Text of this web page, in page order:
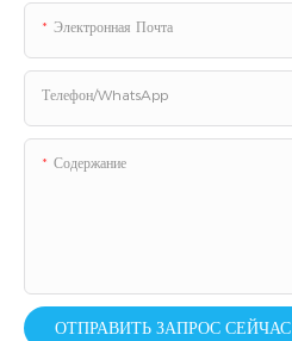
Электронная Почта
Телефон/WhatsApp
Содержание
ОТПРАВИТЬ ЗАПРОС СЕЙЧАС